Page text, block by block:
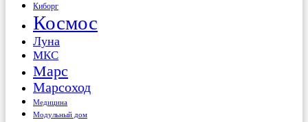
Киборг
Космос
Луна
МКС
Марс
Марсоход
Медицина
Модульный дом